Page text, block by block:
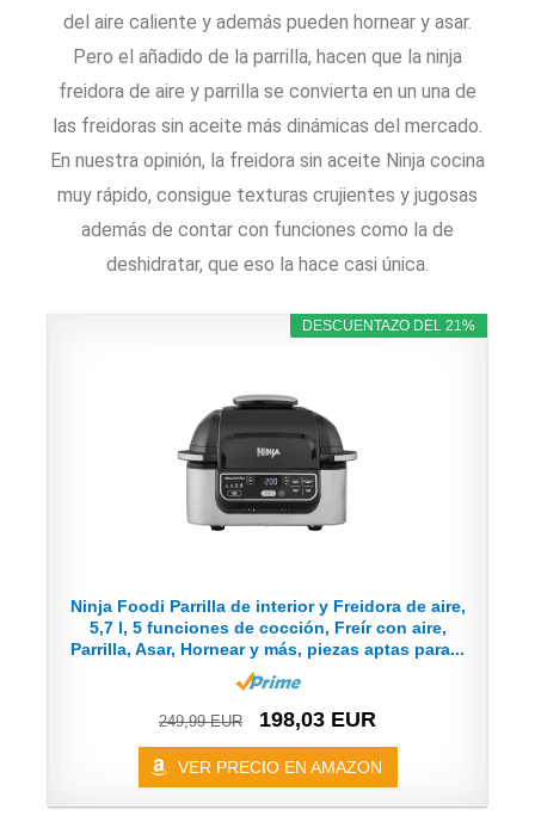
del aire caliente y además pueden hornear y asar.
Pero el añadido de la parrilla, hacen que la ninja
freidora de aire y parrilla se convierta en un una de
las freidoras sin aceite más dinámicas del mercado.
En nuestra opinión, la freidora sin aceite Ninja cocina
muy rápido, consigue texturas crujientes y jugosas
además de contar con funciones como la de
deshidratar, que eso la hace casi única.
DESCUENTAZO DEL 21%
Ninja Foodi Parrilla de interior y Freidora de aire,
5,7 l, 5 funciones de cocción, Freír con aire,
Parrilla, Asar, Hornear y más, piezas aptas para...
249,99 EUR 198,03 EUR
VER PRECIO EN AMAZON